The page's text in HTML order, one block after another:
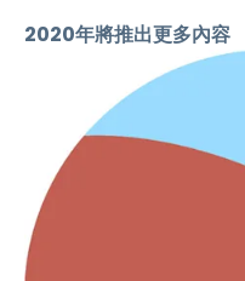
2020年將推出更多內容